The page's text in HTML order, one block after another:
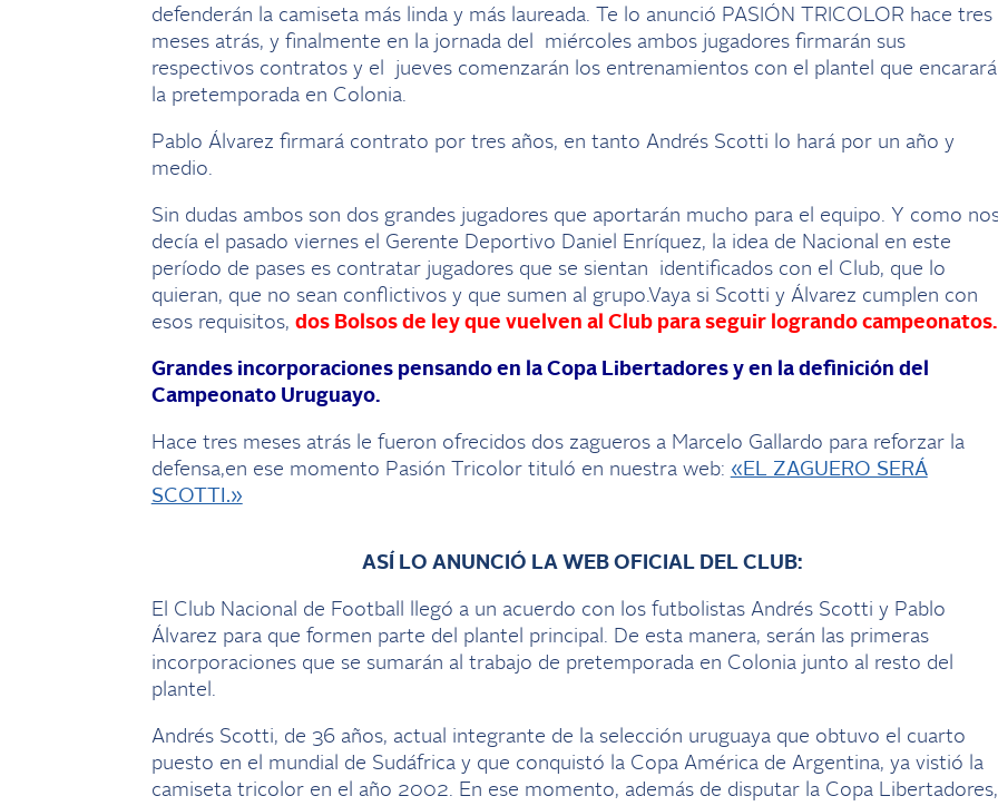
defenderán la camiseta más linda y más laureada. Te lo anunció PASIÓN TRICOLOR hace tres
meses atrás, y finalmente en la jornada del miércoles ambos jugadores firmarán sus
respectivos contratos y el jueves comenzarán los entrenamientos con el plantel que encarará
la pretemporada en Colonia.
Pablo Álvarez firmará contrato por tres años, en tanto Andrés Scotti lo hará por un año y
medio.
Sin dudas ambos son dos grandes jugadores que aportarán mucho para el equipo. Y como
decía el pasado viernes el Gerente Deportivo Daniel Enríquez, la idea de Nacional en este
período de pases es contratar jugadores que se sientan identificados con el Club, que lo
quieran, que no sean conflictivos y que sumen al grupo.Vaya si Scotti y Álvarez cumplen con
esos requisitos, dos Bolsos de ley que vuelven al Club para seguir logrando campeonatos.
Grandes incorporaciones pensando en la Copa Libertadores y en la definición del
Campeonato Uruguayo.
Hace tres meses atrás le fueron ofrecidos dos zagueros a Marcelo Gallardo para reforzar la
defensa,en ese momento Pasión Tricolor tituló en nuestra web: «EL ZAGUERO SERÁ
SCOTTI.»
ASÍ LO ANUNCIÓ LA WEB OFICIAL DEL CLUB:
El Club Nacional de Football llegó a un acuerdo con los futbolistas Andrés Scotti y Pablo
Álvarez para que formen parte del plantel principal. De esta manera, serán las primeras
incorporaciones que se sumarán al trabajo de pretemporada en Colonia junto al resto del
plantel.
Andrés Scotti, de 36 años, actual integrante de la selección uruguaya que obtuvo el cuarto
puesto en el mundial de Sudáfrica y que conquistó la Copa América de Argentina, ya vistió la
camiseta tricolor en el año 2002. En ese momento, además de disputar la Copa Libertadores,